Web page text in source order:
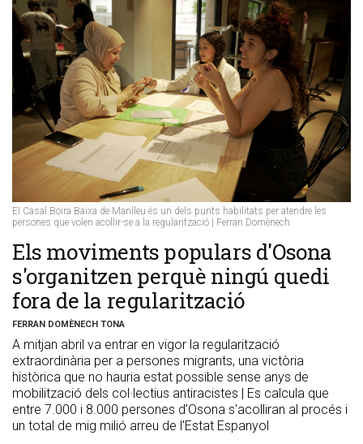
El Casal Boira Baixa de Manlleu és un dels punts habilitats per atendre les
persones que volen acollir-se a la regularització | Ferran Domènech
​Els moviments populars d'Osona
s'organitzen perquè ningú quedi
fora de la regularització
FERRAN DOMÈNECH TONA
A mitjan abril va entrar en vigor la regularització
extraordinària per a persones migrants, una victòria
històrica que no hauria estat possible sense anys de
mobilització dels col·lectius antiracistes | Es calcula que
entre 7.000 i 8.000 persones d’Osona s'acolliran al procés i
un total de mig milió arreu de l'Estat Espanyol